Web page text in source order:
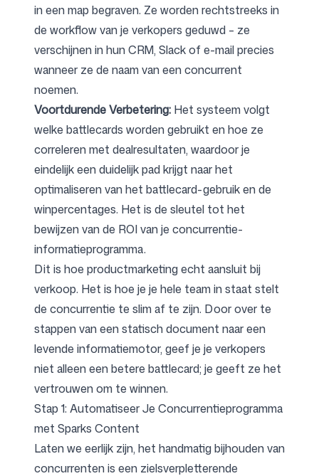
in een map begraven. Ze worden rechtstreeks in
de workflow van je verkopers geduwd – ze
verschijnen in hun CRM, Slack of e-mail precies
wanneer ze de naam van een concurrent
noemen.
Voortdurende Verbetering: Het systeem volgt
welke battlecards worden gebruikt en hoe ze
correleren met dealresultaten, waardoor je
eindelijk een duidelijk pad krijgt naar het
optimaliseren van het battlecard-gebruik en de
winpercentages. Het is de sleutel tot het
bewijzen van de ROI van je concurrentie-
informatieprogramma.
Dit is hoe productmarketing echt aansluit bij
verkoop. Het is hoe je je hele team in staat stelt
de concurrentie te slim af te zijn. Door over te
stappen van een statisch document naar een
levende informatiemotor, geef je je verkopers
niet alleen een betere battlecard; je geeft ze het
vertrouwen om te winnen.
Stap 1: Automatiseer Je Concurrentieprogramma
met Sparks Content
Laten we eerlijk zijn, het handmatig bijhouden van
concurrenten is een zielsverpletterende